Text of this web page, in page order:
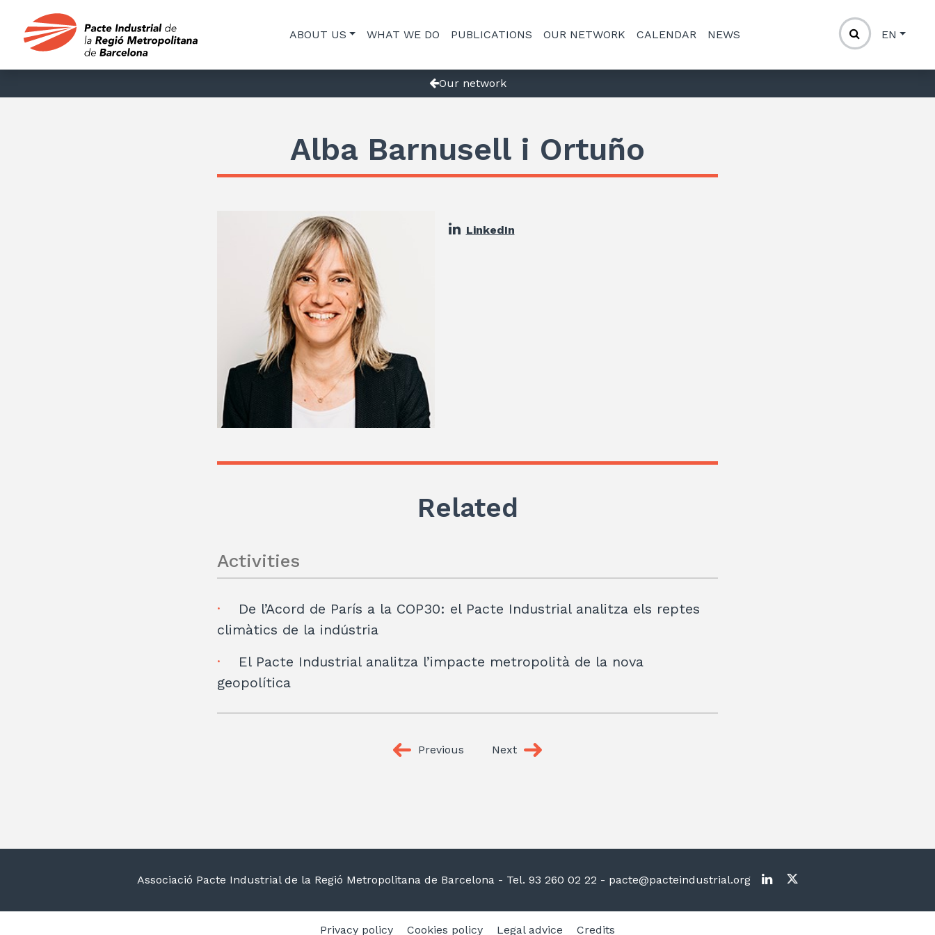
ABOUT US WHAT WE DO PUBLICATIONS OUR NETWORK CALENDAR NEWS EN
Our network
Alba Barnusell i Ortuño
LinkedIn
Related
Activities
De l’Acord de París a la COP30: el Pacte Industrial analitza els reptes
climàtics de la indústria
El Pacte Industrial analitza l’impacte metropolità de la nova
geopolítica
Previous Next
Associació Pacte Industrial de la Regió Metropolitana de Barcelona - Tel. 93 260 02 22 - pacte@pacteindustrial.org
Privacy policy Cookies policy Legal advice Credits